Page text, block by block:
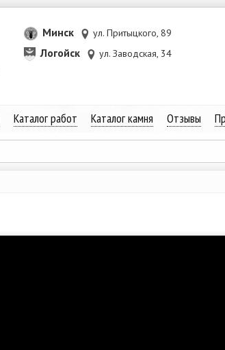
Минск ул. Притыцкого, 89
Логойск ул. Заводская, 34
Каталог работ Каталог камня Отзывы